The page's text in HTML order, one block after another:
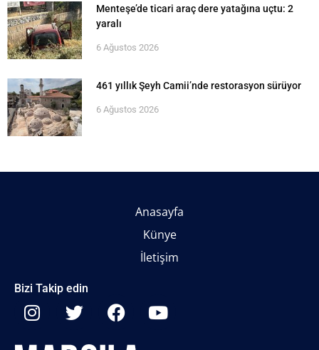
Menteşe’de ticari araç dere yatağına uçtu: 2
yaralı
6 Ağustos 2026
461 yıllık Şeyh Camii’nde restorasyon sürüyor
6 Ağustos 2026
Anasayfa
Künye
İletişim
Bizi Takip edin